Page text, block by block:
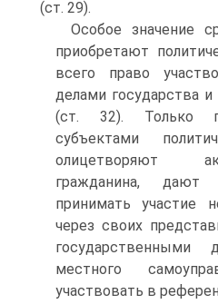
(ст. 29).
Особое значение
приобретают
всего право
делами государства и
(ст. 32). Только
субъектами
олицетворяют
гражданина, дают
принимать участие
через своих
местного
участвовать в